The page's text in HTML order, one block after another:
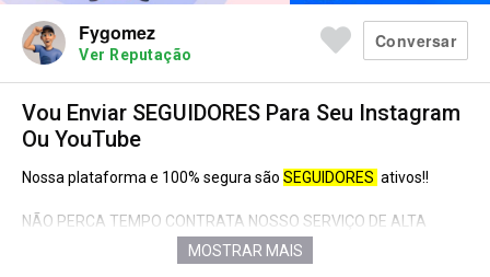
Conversar
Fygomez
Ver Reputação
Ainda não tem avaliações suficientes
Novato ainda
Novato ainda
Reembolso
Vou Enviar SEGUIDORES Para Seu Instagram
Ou YouTube
Nossa plataforma e 100% segura são SEGUIDORES ativos!!
NÃO PERCA TEMPO CONTRATA NOSSO SERVIÇO DE ALTA
MOSTRAR MAIS